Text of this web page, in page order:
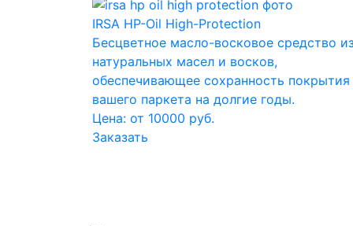
IRSA HP-Oil High-Protection
Бесцветное масло-восковое средство
натуральных масел и восков,
обеспечивающее сохранность покрытия
вашего паркета на долгие годы.
Цена: от 10000 руб.
Заказать